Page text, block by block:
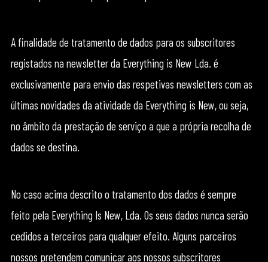
A finalidade de tratamento de dados para os subscritores
registados na newsletter da Everything is New Lda. é
exclusivamente para envio das respetivas newsletters com as
últimas novidades da atividade da Everything is New, ou seja,
no âmbito da prestação de serviço a que a própria recolha de
dados se destina.
No caso acima descrito o tratamento dos dados é sempre
feito pela Everything Is New, Lda. Os seus dados nunca serão
cedidos a terceiros para qualquer efeito. Alguns parceiros
nossos pretendem comunicar aos nossos subscritores